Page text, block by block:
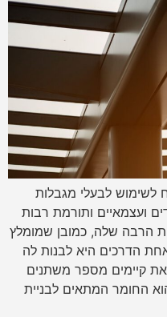
לשימוש לבעלי מגבלות
ועצמאיים ותורמת רבות
הרבה שלה, כמובן שמומלץ
הדרכים היא לבנות לה
קיימים מספר משתנים
החומר המתאים לבניית